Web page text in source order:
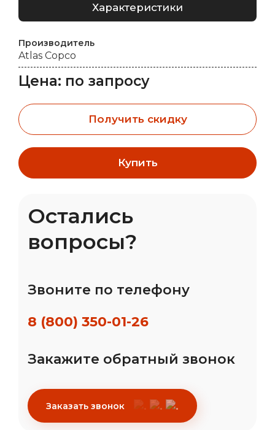
Характеристики
Производитель
Atlas Copco
Цена: по запросу
Получить скидку
Купить
Остались
вопросы?
Звоните по телефону
8 (800) 350-01-26
Закажите обратный звонок
Заказать звонок